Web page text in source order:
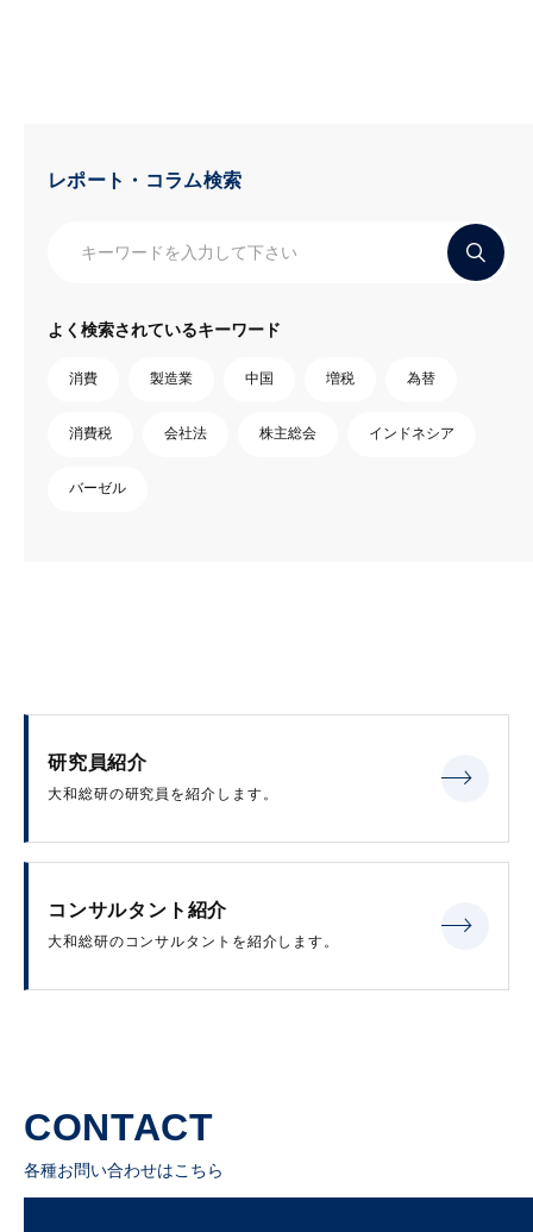
レポート・コラム検索
よく検索されているキーワード
消費 製造業 中国 増税 為替
消費税 会社法 株主総会 インドネシア
バーゼル
研究員紹介
大和総研の研究員を紹介します。
コンサルタント紹介
大和総研のコンサルタントを紹介します。
CONTACT
各種お問い合わせはこちら